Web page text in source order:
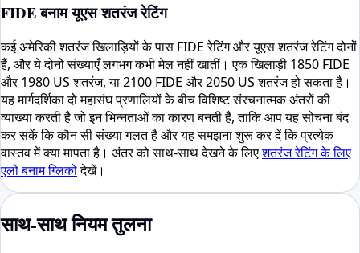
FIDE बनाम यूएस शतरंज रेटिंग
कई अमेरिकी शतरंज खिलाड़ियों के पास FIDE रेटिंग और यूएस शतरंज रेटिंग दोनों
हैं, और ये दोनों संख्याएँ लगभग कभी मेल नहीं खातीं। एक खिलाड़ी 1850 FIDE
और 1980 US शतरंज, या 2100 FIDE और 2050 US शतरंज हो सकता है।
यह मार्गदर्शिका दो महासंघ प्रणालियों के बीच विशिष्ट संरचनात्मक अंतरों की
व्याख्या करती है जो इन भिन्नताओं का कारण बनती हैं, ताकि आप यह सोचना बंद
कर सकें कि कौन सी संख्या गलत है और यह समझना शुरू कर दें कि प्रत्येक
वास्तव में क्या मापता है। अंतर को साथ-साथ देखने के लिएशतरंज रेटिंग के लिए
एलो बनाम ग्लिकोदेखें।
साथ-साथ नियम तुलना